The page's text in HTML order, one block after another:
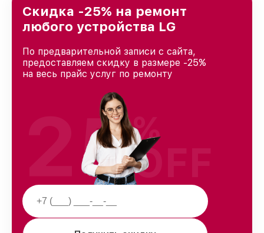
Ростове-на-Дону, постоянно повышая уровень
доверия и лояльности наших клиентов.
Скидка -25% на ремонт
любого устройства LG
По предварительной записи с сайта,
предоставляем скидку в размере -25%
на весь прайс услуг по ремонту
25%
OFF